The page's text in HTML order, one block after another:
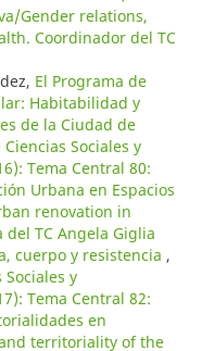
Gender relations,
Coordinador del TC
El Programa de
Habitabilidad y
de la Ciudad de
Sociales y
Tema Central 80:
Urbana en Espacios
renovation in
TC Angela Giglia
cuerpo y resistencia ,
y
Tema Central 82:
en
territoriality of the